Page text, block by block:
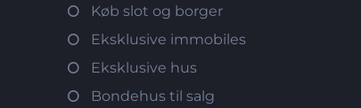
Køb slot og borger
Eksklusive immobiles
Eksklusive hus
Bondehus til salg